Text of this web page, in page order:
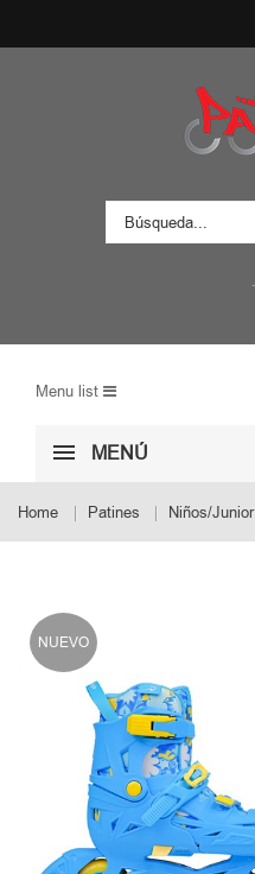
Menu list
MENÚ
Home Patines Niños/Junior
NUEVO